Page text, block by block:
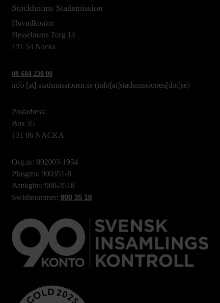
Stockholms Stadsmission
Huvudkontor:
Hesselmans Torg 14
131 54 Nacka
08-684 230 00
info [at] stadsmissionen.se (info[at]stadsmissionen[dot]se)
Postadress:
Box 35
131 06 NACKA
Org.nr: 802003-1954
Plusgiro: 900351-8
Bankgiro: 900-3518
Swishnummer: 900 35 18